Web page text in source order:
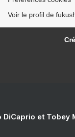
Voir le profil de
DiCaprio et Tobey